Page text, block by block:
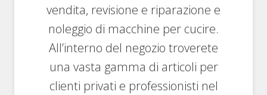
vendita, revisione e riparazione e
noleggio di macchine per cucire.
All’interno del negozio troverete
una vasta gamma di articoli per
clienti privati e professionisti nel